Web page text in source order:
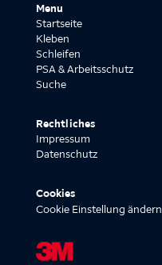
Menu
Startseite
Kleben
Schleifen
PSA & Arbeitsschutz
Suche
Rechtliches
Impressum
Datenschutz
Cookies
Cookie Einstellung ändern